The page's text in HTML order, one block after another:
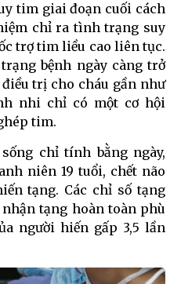
tim giai đoạn cuối cách
chỉ ra tình trạng suy
trợ tim liều cao liên tục.
bệnh ngày càng trở
trị cho cháu gần như
nhi chỉ có một cơ hội
tim.
chỉ tính bằng ngày,
niên 19 tuổi, chết não
tạng. Các chỉ số tạng
tạng hoàn toàn phù
người hiến gấp 3,5 lần